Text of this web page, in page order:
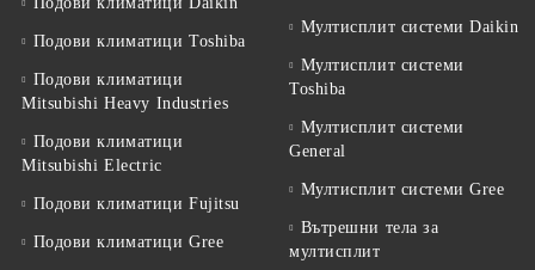
Подови климатици Toshiba
Подови климатици
Mitsubishi Heavy Industries
Подови климатици
Mitsubishi Electric
Подови климатици Fujitsu
Подови климатици Gree
Мултисплит системи Daikin
Мултисплит системи
Toshiba
Мултисплит системи
General
Мултисплит системи Gree
Вътрешни тела за
мултисплит